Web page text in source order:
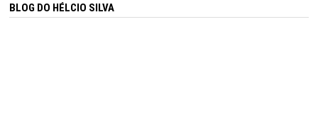
BLOG DO HÉLCIO SILVA